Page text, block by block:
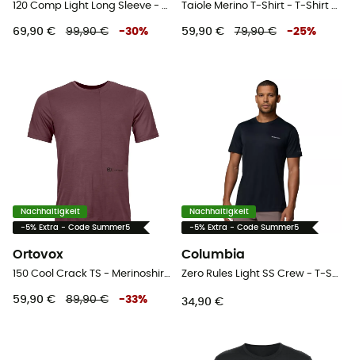
120 Comp Light Long Sleeve - Merinounterwäsche - Herren
69,90 € 99,90 € -30%
Taiole Merino T-Shirt - T-Shirt - Herren
59,90 € 79,90 € -25%
Nachhaltigkeit
-5% Extra - Code Summer5
Ortovox
150 Cool Crack TS - Merinoshirt - Herren
59,90 € 89,90 € -33%
Nachhaltigkeit
-5% Extra - Code Summer5
Columbia
Zero Rules Light SS Crew - T-Shirt - Herren
34,90 €